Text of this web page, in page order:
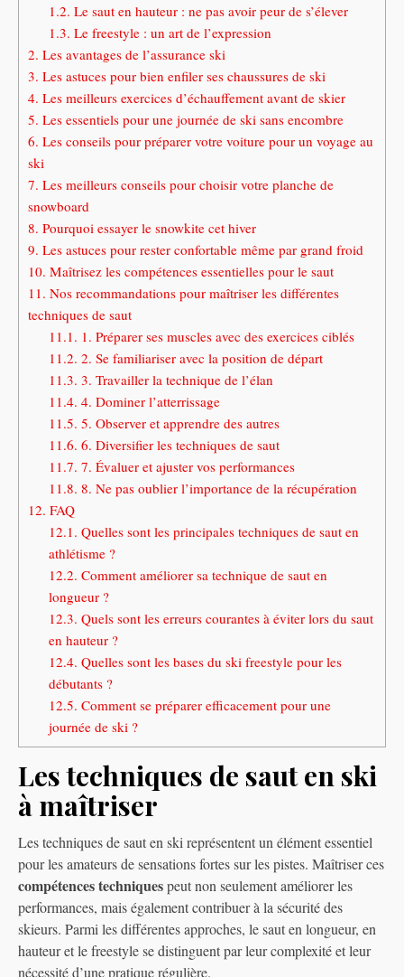
1.2. Le saut en hauteur : ne pas avoir peur de s’élever
1.3. Le freestyle : un art de l’expression
2. Les avantages de l’assurance ski
3. Les astuces pour bien enfiler ses chaussures de ski
4. Les meilleurs exercices d’échauffement avant de skier
5. Les essentiels pour une journée de ski sans encombre
6. Les conseils pour préparer votre voiture pour un voyage au
ski
7. Les meilleurs conseils pour choisir votre planche de
snowboard
8. Pourquoi essayer le snowkite cet hiver
9. Les astuces pour rester confortable même par grand froid
10. Maîtrisez les compétences essentielles pour le saut
11. Nos recommandations pour maîtriser les différentes
techniques de saut
11.1. 1. Préparer ses muscles avec des exercices ciblés
11.2. 2. Se familiariser avec la position de départ
11.3. 3. Travailler la technique de l’élan
11.4. 4. Dominer l’atterrissage
11.5. 5. Observer et apprendre des autres
11.6. 6. Diversifier les techniques de saut
11.7. 7. Évaluer et ajuster vos performances
11.8. 8. Ne pas oublier l’importance de la récupération
12. FAQ
12.1. Quelles sont les principales techniques de saut en
athlétisme ?
12.2. Comment améliorer sa technique de saut en
longueur ?
12.3. Quels sont les erreurs courantes à éviter lors du saut
en hauteur ?
12.4. Quelles sont les bases du ski freestyle pour les
débutants ?
12.5. Comment se préparer efficacement pour une
journée de ski ?
Les techniques de saut en ski
à maîtriser
Les techniques de saut en ski représentent un élément essentiel
pour les amateurs de sensations fortes sur les pistes. Maîtriser ces
compétences techniquespeut non seulement améliorer les
performances, mais également contribuer à la sécurité des
skieurs. Parmi les différentes approches, le saut en longueur, en
hauteur et le freestyle se distinguent par leur complexité et leur
nécessité d’une pratique régulière.